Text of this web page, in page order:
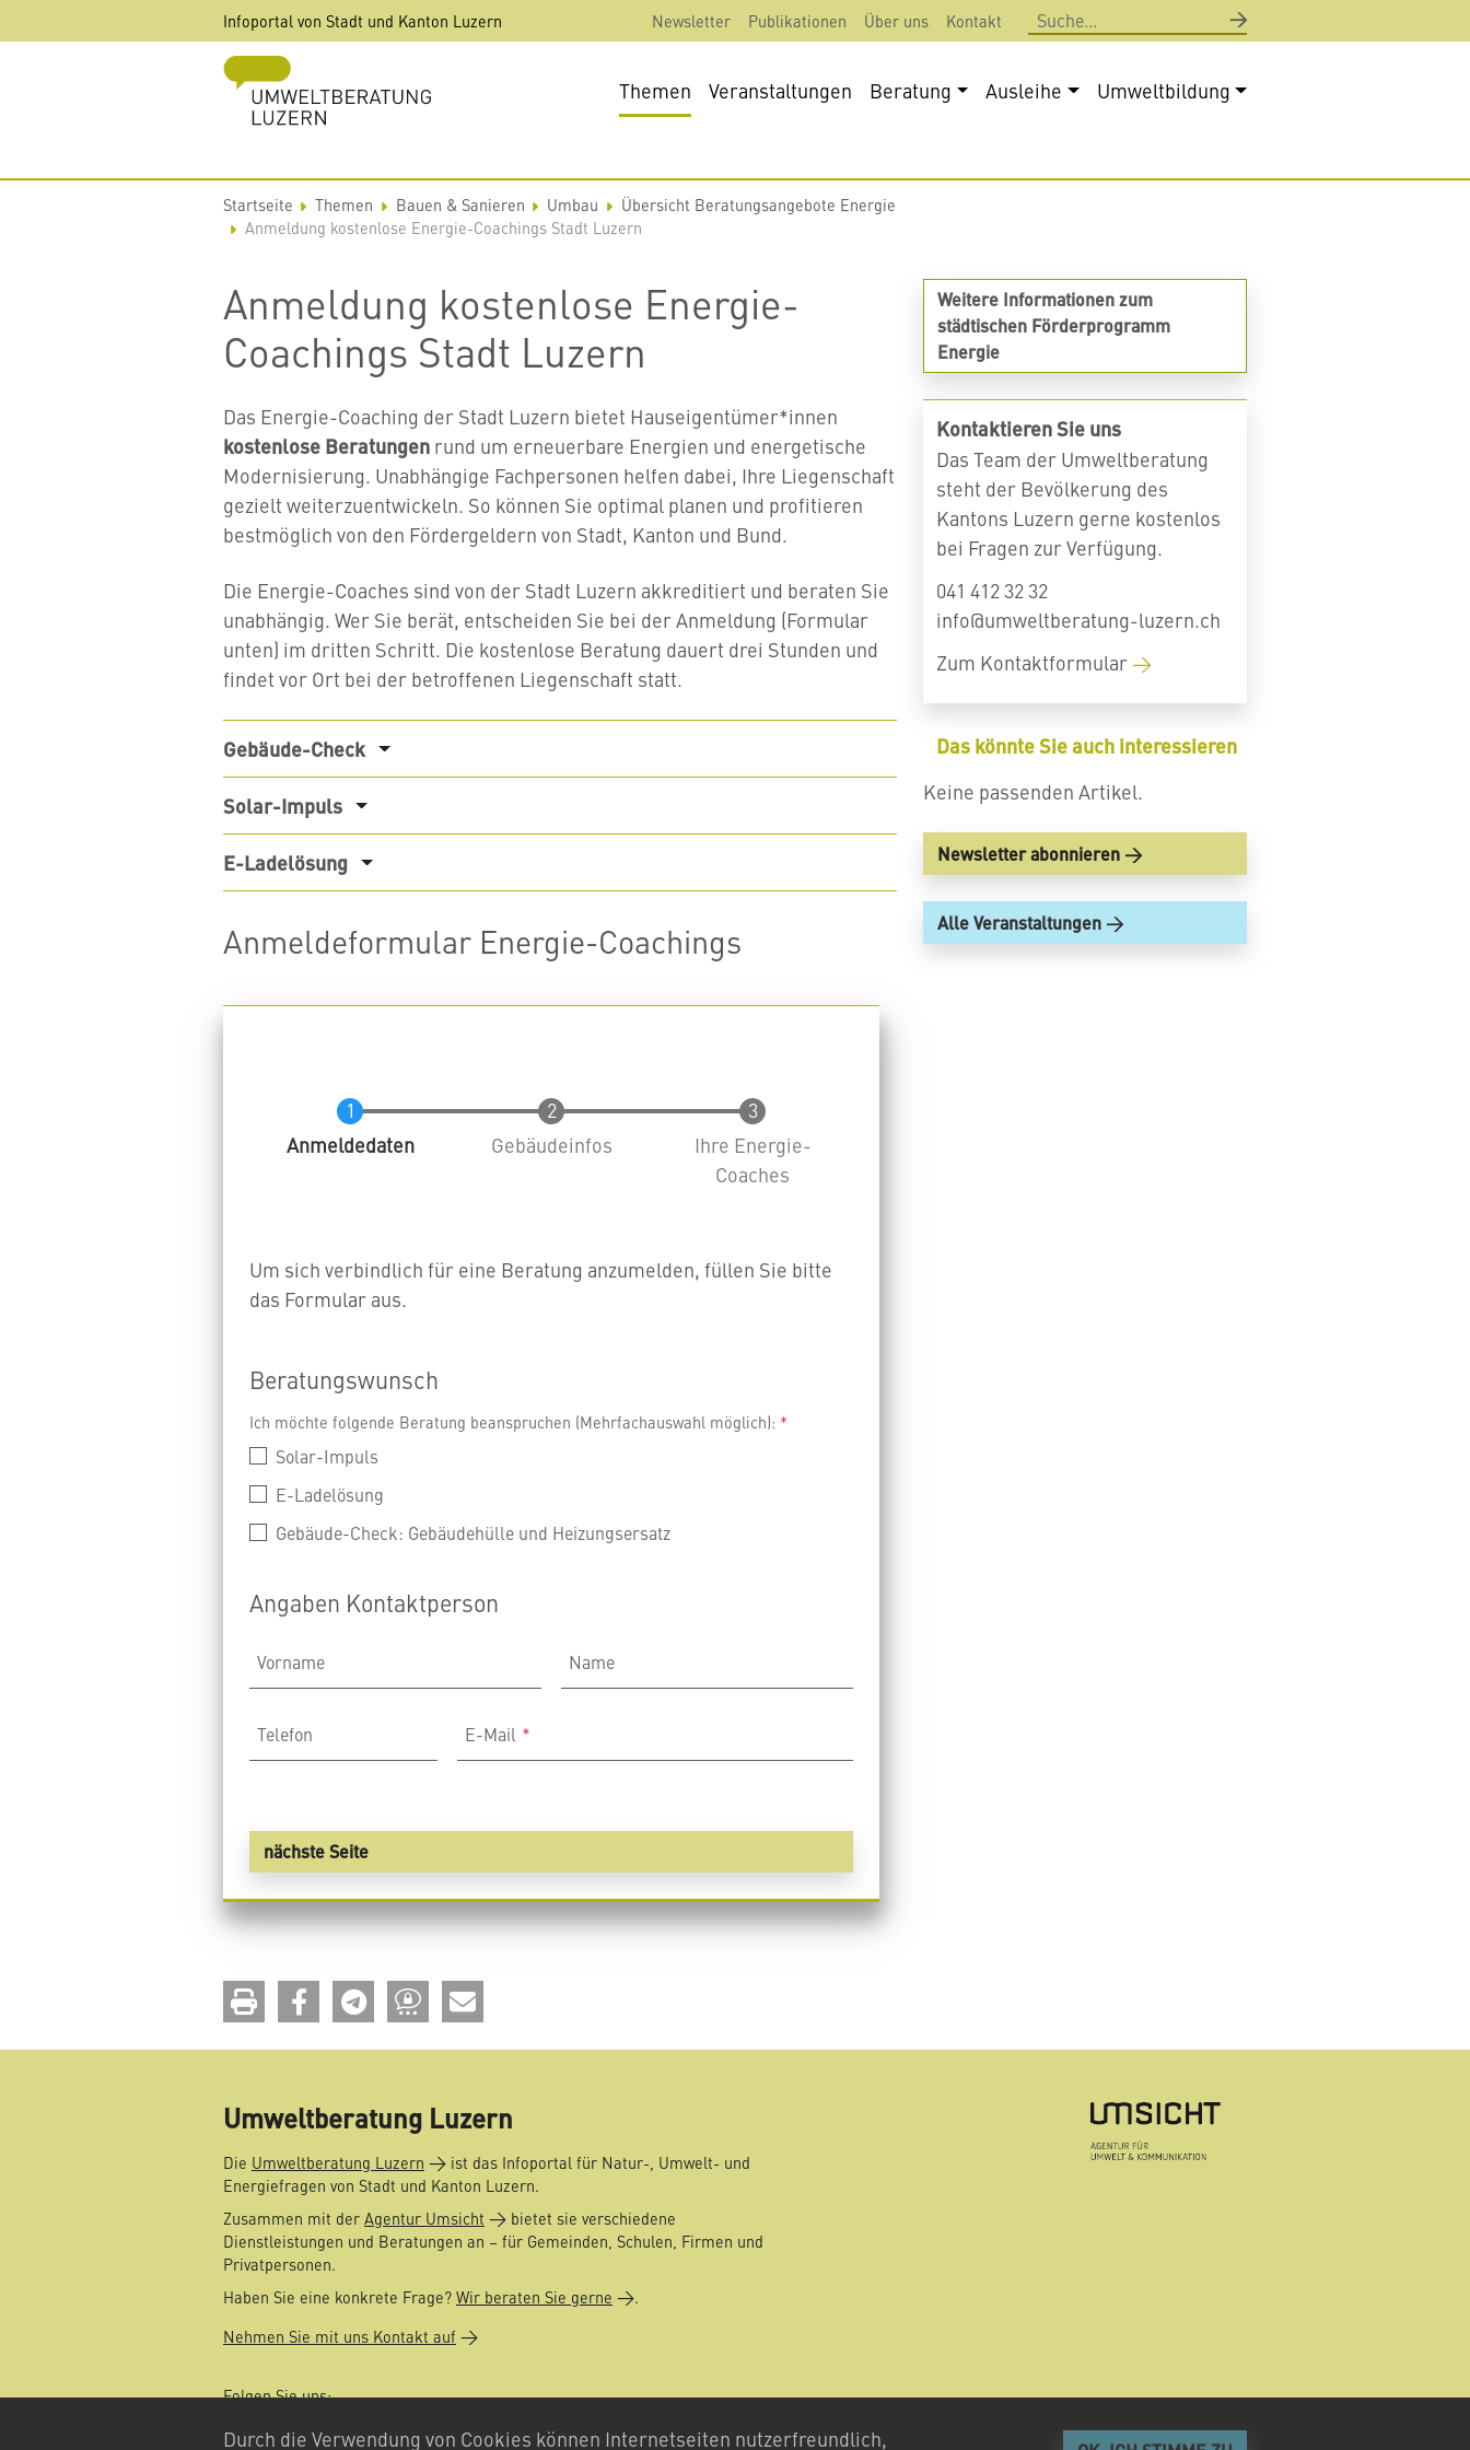
zum
Infoportal von Stadt und Kanton Luzern Newsletter Publikationen Über uns Kontakt Suche
Themen Veranstaltungen Beratung Ausleihe Umweltbildung
Startseite Themen Bauen & Sanieren Umbau
Übersicht Beratungsangebote Energie
Anmeldung kostenlose Energie-Coachings Stadt Luzern
Anmeldung kostenlose Energie-
Coachings Stadt Luzern
Das Energie-Coaching der Stadt Luzern bietet Hauseigentümer*innen
kostenlose Beratungen rund um erneuerbare Energien und energetische
Modernisierung. Unabhängige Fachpersonen helfen dabei, Ihre Liegenschaft
gezielt weiterzuentwickeln. So können Sie optimal planen und profitieren
bestmöglich von den Fördergeldern von Stadt, Kanton und Bund.
Die Energie-Coaches sind von der Stadt Luzern akkreditiert und beraten Sie
unabhängig. Wer Sie berät, entscheiden Sie bei der Anmeldung (Formular
unten) im dritten Schritt. Die kostenlose Beratung dauert drei Stunden und
findet vor Ort bei der betroffenen Liegenschaft statt.
Gebäude-Check
Solar-Impuls
E-Ladelösung
Anmeldeformular Energie-Coachings
Aktuell
Anmeldedaten Gebäudeinfos
Ihre Energie-
Coaches
Um sich verbindlich für eine Beratung anzumelden, füllen Sie bitte
das Formular aus.
Beratungswunsch
Ich möchte folgende Beratung beanspruchen (Mehrfachauswahl möglich):
Solar-Impuls
E-Ladelösung
Gebäude-Check: Gebäudehülle und Heizungsersatz
Angaben Kontaktperson
Vorname Name
Telefon E-Mail
Weitere Informationen zum
städtischen Förderprogramm
Energie
Kontaktieren Sie uns
Das Team der Umweltberatung
steht der Bevölkerung des
Kantons Luzern gerne kostenlos
bei Fragen zur Verfügung.
041 412 32 32
info@umweltberatung-luzern.ch
Zum Kontaktformular
Das könnte Sie auch interessieren
Keine passenden Artikel.
Newsletter abonnieren
Alle Veranstaltungen
drucken teilen teilen
Umweltberatung Luzern
Die Umweltberatung Luzern
ist das Infoportal für Natur-, Umwelt- und
Energiefragen von Stadt und Kanton Luzern.
Zusammen mit der Agentur Umsicht
bietet sie verschiedene
Dienstleistungen und Beratungen an – für Gemeinden, Schulen, Firmen und
Privatpersonen.
Haben Sie eine konkrete Frage? Wir beraten Sie gerne
.
Nehmen Sie mit uns Kontakt auf
Folgen Sie uns:
Facebook
Durch die Verwendung von Cookies können Internetseiten nutzerfreundlich,